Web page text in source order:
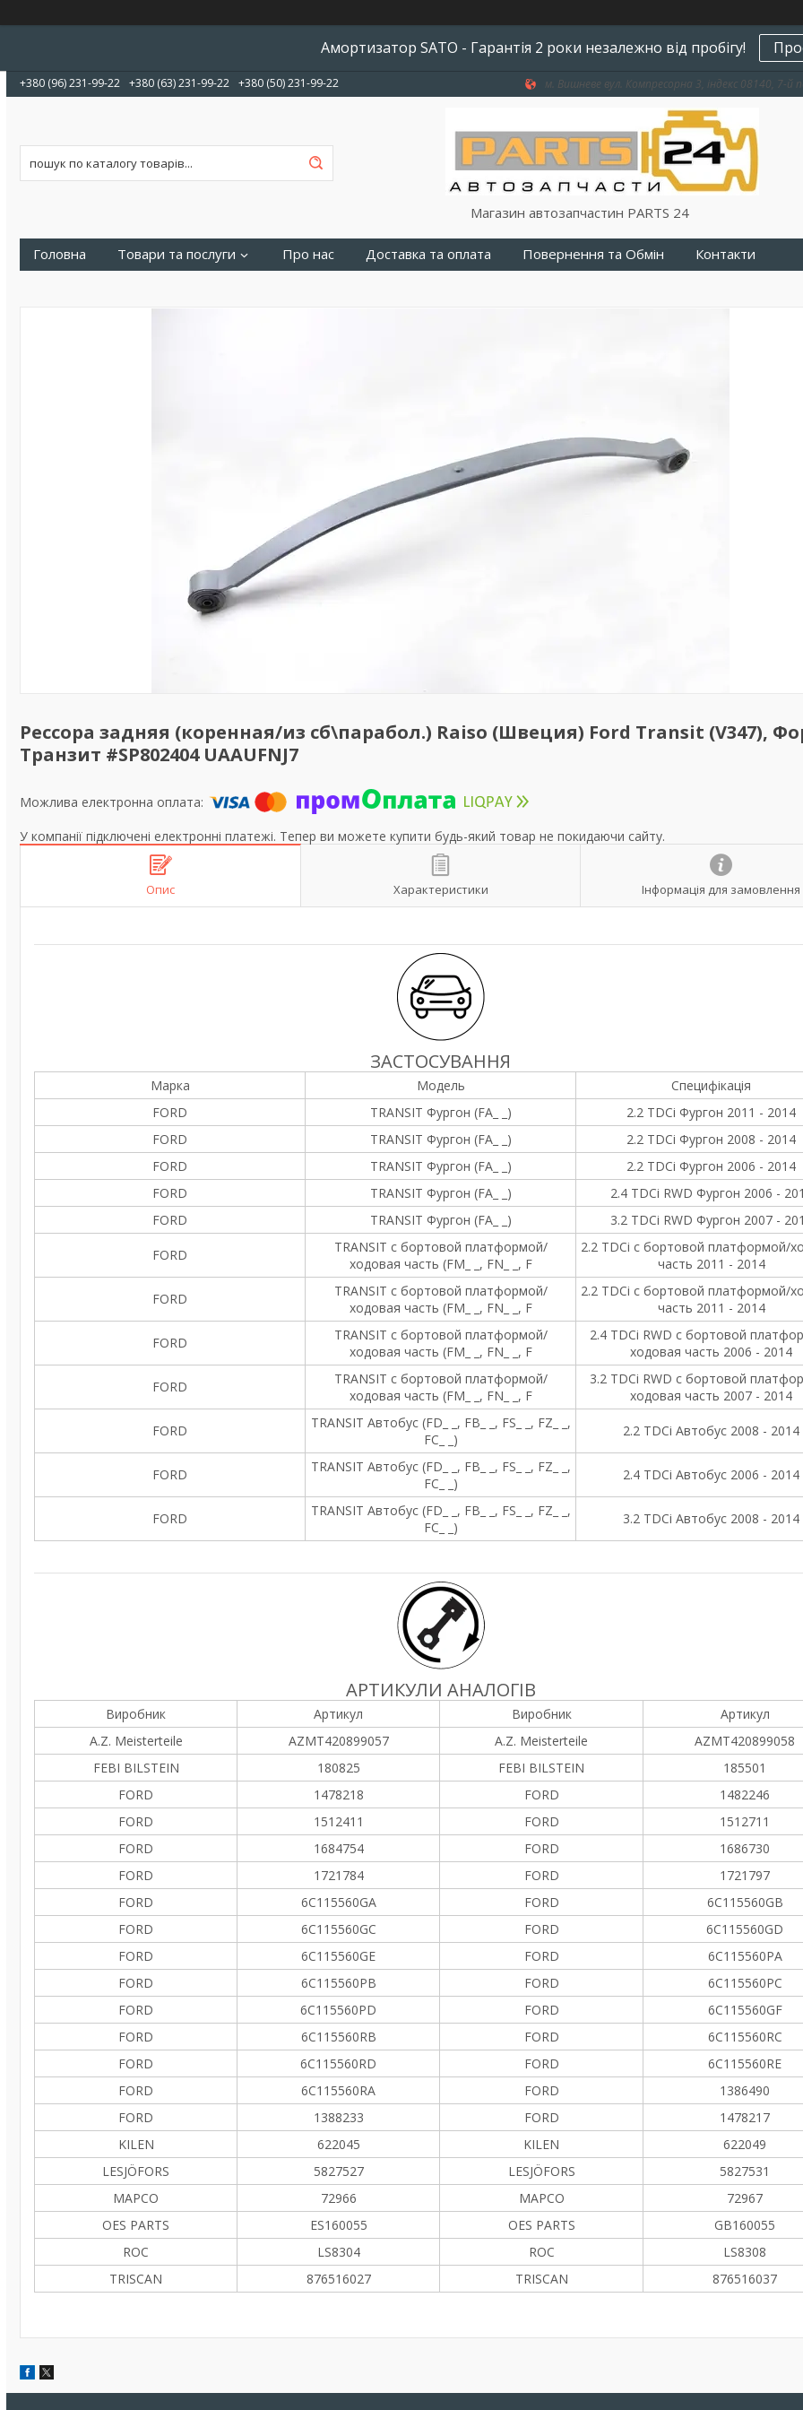
Амортизатор SATO - Гарантія 2 роки незалежно від пробігу!
+380 (96) 231-99-22 +380 (63) 231-99-22 +380 (50) 231-99-22 м. Вишневе вул. Компресорна 3, індекс 08140, 7-й
Магазин автозапчастин PARTS 24
Головна Товари та послуги Про нас Доставка та оплата Повернення та Обмін Контакти
Рессора задняя (коренная/из сб\парабол.) Raiso (Швеция) Ford Transit (V347),
Транзит #SP802404 UAAUFNJ7
У компанії підключені електронні платежі. Тепер ви можете купити будь-який товар не покидаючи сайту.
Опис Характеристики Інформація для замовлення
ЗАСТОСУВАННЯ
Марка Модель
Специфікація
FORD
TRANSIT Фургон (FA_ _)
2.2 TDCi Фургон 2011 - 2014
FORD
TRANSIT Фургон (FA_ _)
2.2 TDCi Фургон 2008 - 2014
FORD
TRANSIT Фургон (FA_ _)
2.2 TDCi Фургон 2006 - 2014
FORD
TRANSIT Фургон (FA_ _)
2.4 TDCi RWD Фургон 2006 -
FORD
TRANSIT Фургон (FA_ _) 3.2 TDCi RWD Фургон 2007 -
FORD
TRANSIT c бортовой платформой/
ходовая часть (FM_ _, FN_ _, F
2.2 TDCi c бортовой платформой/
часть 2011 - 2014
FORD
TRANSIT c бортовой платформой/
ходовая часть (FM_ _, FN_ _, F
2.2 TDCi c бортовой платформой/
часть 2011 - 2014
FORD
TRANSIT c бортовой платформой/
ходовая часть (FM_ _, FN_ _, F
2.4 TDCi RWD c бортовой
ходовая часть 2006 - 2014
FORD
TRANSIT c бортовой платформой/
ходовая часть (FM_ _, FN_ _, F
3.2 TDCi RWD c бортовой
ходовая часть 2007 - 2014
FORD
TRANSIT Автобус (FD_ _, FB_ _, FS_ _, FZ_ _,
FC_ _)
2.2 TDCi Автобус 2008 - 2014
FORD
TRANSIT Автобус (FD_ _, FB_ _, FS_ _, FZ_ _,
FC_ _)
2.4 TDCi Автобус 2006 - 2014
FORD
TRANSIT Автобус (FD_ _, FB_ _, FS_ _, FZ_ _,
FC_ _)
3.2 TDCi Автобус 2008 - 2014
АРТИКУЛИ АНАЛОГІВ
Виробник Артикул Виробник
Артикул
A.Z. Meisterteile
AZMT420899057 A.Z. Meisterteile
AZMT420899058
FEBI BILSTEIN
180825 FEBI BILSTEIN
185501
FORD
1478218 FORD
1482246
FORD
1512411 FORD
1512711
FORD
1684754 FORD
1686730
FORD
1721784 FORD
1721797
FORD
6C115560GA FORD
6C115560GB
FORD
6C115560GC FORD
6C115560GD
FORD
6C115560GE FORD
6C115560PA
FORD
6C115560PB FORD
6C115560PC
FORD
6C115560PD FORD
6C115560GF
FORD
6C115560RB FORD
6C115560RC
FORD
6C115560RD FORD
6C115560RE
FORD
6C115560RA FORD
1386490
FORD
1388233 FORD
1478217
KILEN
622045 KILEN
622049
LESJÖFORS
5827527 LESJÖFORS
5827531
MAPCO
72966 MAPCO
72967
OES PARTS
ES160055 OES PARTS
GB160055
ROC
LS8304 ROC
LS8308
TRISCAN
876516027 TRISCAN 876516037